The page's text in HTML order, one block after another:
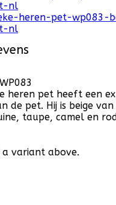
WP083
heren pet heeft een
de pet. Hij is beige
taupe, camel en
a variant above.